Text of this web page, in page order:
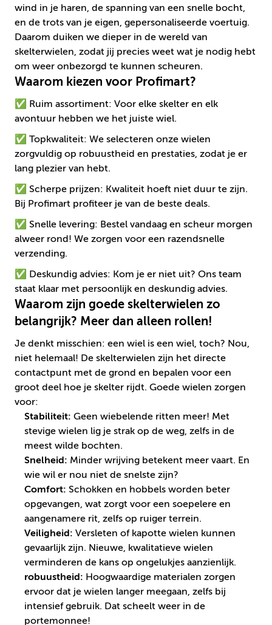
wind in je haren, de spanning van een snelle bocht,
en de trots van je eigen, gepersonaliseerde voertuig.
Daarom duiken we dieper in de wereld van
skelterwielen, zodat jij precies weet wat je nodig hebt
om weer onbezorgd te kunnen scheuren.
Waarom kiezen voor Profimart?
✅ Ruim assortiment: Voor elke skelter en elk
avontuur hebben we het juiste wiel.
✅ Topkwaliteit: We selecteren onze wielen
zorgvuldig op robuustheid en prestaties, zodat je er
lang plezier van hebt.
✅ Scherpe prijzen: Kwaliteit hoeft niet duur te zijn.
Bij Profimart profiteer je van de beste deals.
✅ Snelle levering: Bestel vandaag en scheur morgen
alweer rond! We zorgen voor een razendsnelle
verzending.
✅ Deskundig advies: Kom je er niet uit? Ons team
staat klaar met persoonlijk en deskundig advies.
Waarom zijn goede skelterwielen zo
belangrijk? Meer dan alleen rollen!
Je denkt misschien: een wiel is een wiel, toch? Nou,
niet helemaal! De skelterwielen zijn het directe
contactpunt met de grond en bepalen voor een
groot deel hoe je skelter rijdt. Goede wielen zorgen
voor:
Stabiliteit: Geen wiebelende ritten meer! Met
stevige wielen lig je strak op de weg, zelfs in de
meest wilde bochten.
Snelheid: Minder wrijving betekent meer vaart. En
wie wil er nou niet de snelste zijn?
Comfort: Schokken en hobbels worden beter
opgevangen, wat zorgt voor een soepelere en
aangenamere rit, zelfs op ruiger terrein.
Veiligheid: Versleten of kapotte wielen kunnen
gevaarlijk zijn. Nieuwe, kwalitatieve wielen
verminderen de kans op ongelukjes aanzienlijk.
robuustheid: Hoogwaardige materialen zorgen
ervoor dat je wielen langer meegaan, zelfs bij
intensief gebruik. Dat scheelt weer in de
portemonnee!